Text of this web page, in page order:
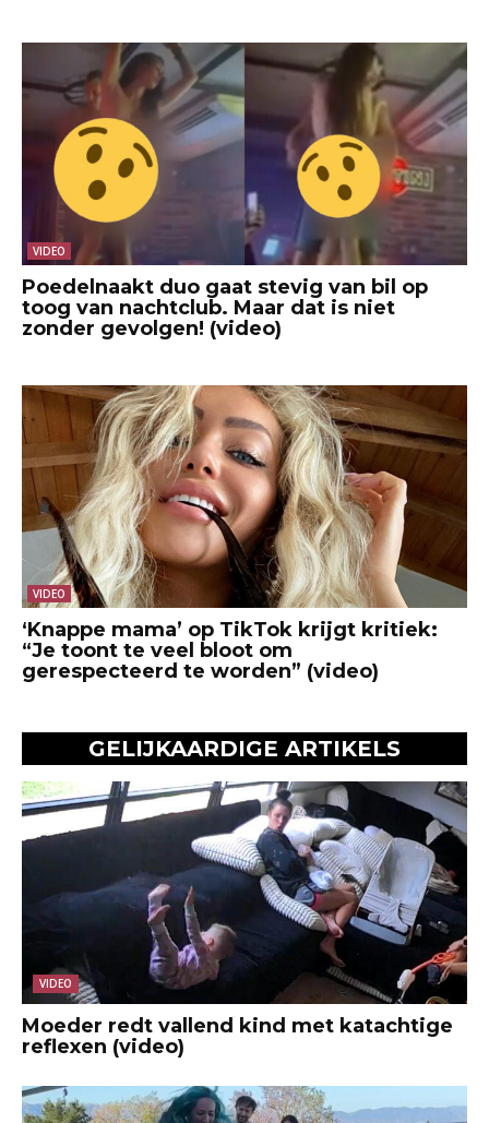
VIDEO
Poedelnaakt duo gaat stevig van bil op
toog van nachtclub. Maar dat is niet
zonder gevolgen! (video)
VIDEO
‘Knappe mama’ op TikTok krijgt kritiek:
“Je toont te veel bloot om
gerespecteerd te worden” (video)
GELIJKAARDIGE ARTIKELS
VIDEO
Moeder redt vallend kind met katachtige
reflexen (video)